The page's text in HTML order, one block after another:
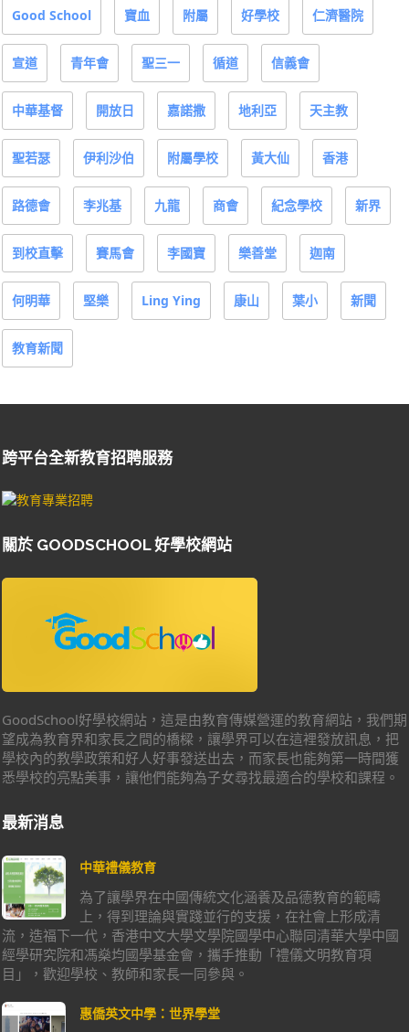
Good School 寶血 附屬 好學校 仁濟醫院
宣道 青年會 聖三一 循道 信義會
中華基督 開放日 嘉諾撒 地利亞 天主教
聖若瑟 伊利沙伯 附屬學校 黃大仙 香港
路德會 李兆基 九龍 商會 紀念學校 新界
到校直擊 賽馬會 李國寶 樂善堂 迦南
何明華 堅樂 Ling Ying 康山 葉小 新聞
教育新聞
跨平台全新教育招聘服務
關於 GOODSCHOOL 好學校網站
GoodSchool好學校網站，這是由教育傳媒營運的教育網站，我們期
望成為教育界和家長之間的橋樑，讓學界可以在這裡發放訊息，把
學校內的教學政策和好人好事發送出去，而家長也能夠第一時間獲
悉學校的亮點美事，讓他們能夠為子女尋找最適合的學校和課程。
最新消息
中華禮儀教育
為了讓學界在中國傳統文化涵養及品德教育的範疇
上，得到理論與實踐並行的支援，在社會上形成清
流，造福下一代，香港中文大學文學院國學中心聯同清華大學中國
經學研究院和馮燊均國學基金會，攜手推動「禮儀文明教育項
目」，歡迎學校、教師和家長一同參與。
惠僑英文中學：世界學堂